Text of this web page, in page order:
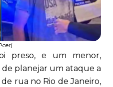
preso, e um menor,
planejar um ataque a
rua no Rio de Janeiro,